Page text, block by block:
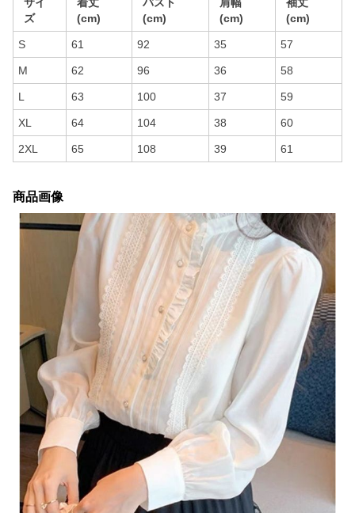
ズ
(cm)
(cm)
(cm)
(cm)
S 61 92 35 57
M 62 96 36 58
L 63 100 37 59
XL 64 104 38 60
2XL 65 108 39 61
商品画像